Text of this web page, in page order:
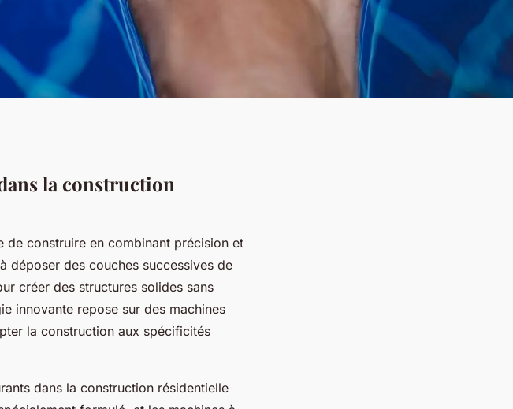
la construction
de construire en combinant précision et
déposer des couches successives de
créer des structures solides sans
innovante repose sur des machines
la construction aux spécificités
dans la construction résidentielle